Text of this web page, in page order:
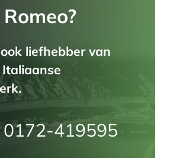
liefhebber van
0172-419595